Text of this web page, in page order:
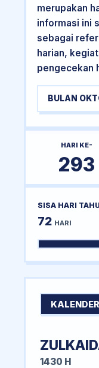
merupakan
informasi ini
sebagai
harian,
pengecekan
BULAN
HARI KE-
293
SISA HARI
72 HARI
1430 H